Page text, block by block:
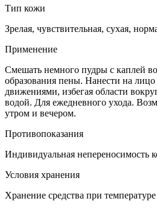
Тип кожи
Зрелая, чувствительная, сухая,
Применение
Смешать немного пудры с каплей
образования пены. Нанести на
движениями, избегая области
водой. Для ежедневного ухода.
утром и вечером.
Противопоказания
Индивидуальная непереносимость
Условия хранения
Хранение средства при